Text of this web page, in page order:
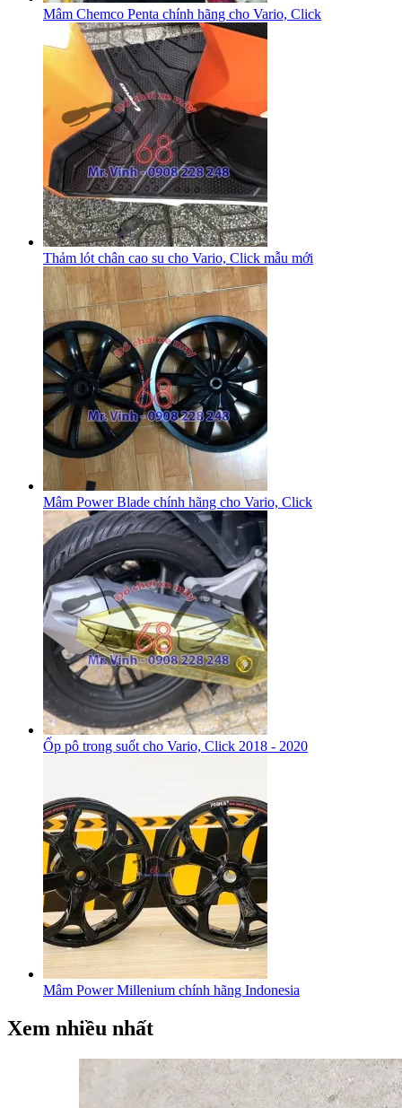
Mâm Chemco Penta chính hãng cho Vario, Click
Thảm lót chân cao su cho Vario, Click mẫu mới
Mâm Power Blade chính hãng cho Vario, Click
Ốp pô trong suốt cho Vario, Click 2018 - 2020
Mâm Power Millenium chính hãng Indonesia
Xem nhiều nhất